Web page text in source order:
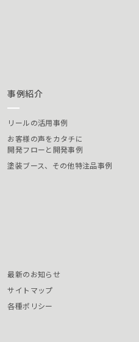
事例紹介
リールの活用事例
お客様の声をカタチに
開発フローと開発事例
塗装ブース、その他特注品事例
最新のお知らせ
サイトマップ
各種ポリシー